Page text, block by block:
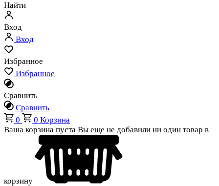
Найти
Вход
Вход
Избранное
Избранное
Сравнить
Сравнить
0
0 Корзина
Ваша корзина пуста Вы еще не добавили ни один товар в
корзину